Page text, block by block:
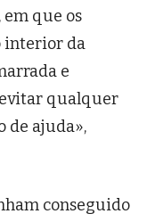
que os
interior da
e
qualquer
de ajuda»,
conseguido